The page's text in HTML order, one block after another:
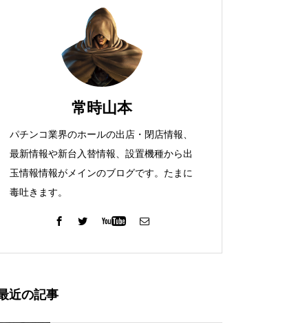
S新鬼武者
検定通過状況
常時山本
パチンコ業界のホールの出店・閉店情報、
最新情報や新台入替情報、設置機種から出
玉情報情報がメインのブログです。たまに
毒吐きます。
近の記事